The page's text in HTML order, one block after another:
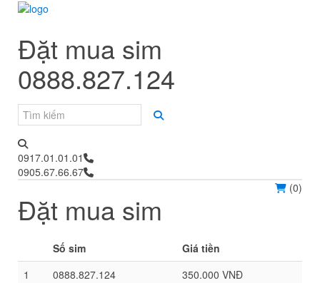
Đặt mua sim
0888.827.124
0917.01.01.01
0905.67.66.67
(0)
Đặt mua sim
Số sim
Giá tiền
1
0888.827.124 350.000 VNĐ